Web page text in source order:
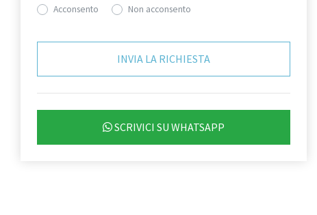
Acconsento Non acconsento
SCRIVICI SU WHATSAPP